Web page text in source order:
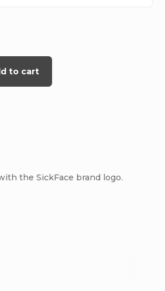
to cart
the SickFace brand logo.